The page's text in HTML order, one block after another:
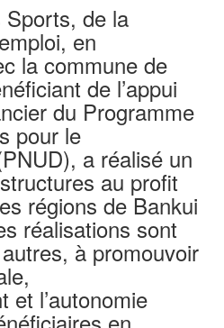
Sports, de la
en
la commune de
de l’appui
du Programme
pour le
a réalisé un
au profit
régions de Bankui
réalisations sont
à promouvoir
et l’autonomie